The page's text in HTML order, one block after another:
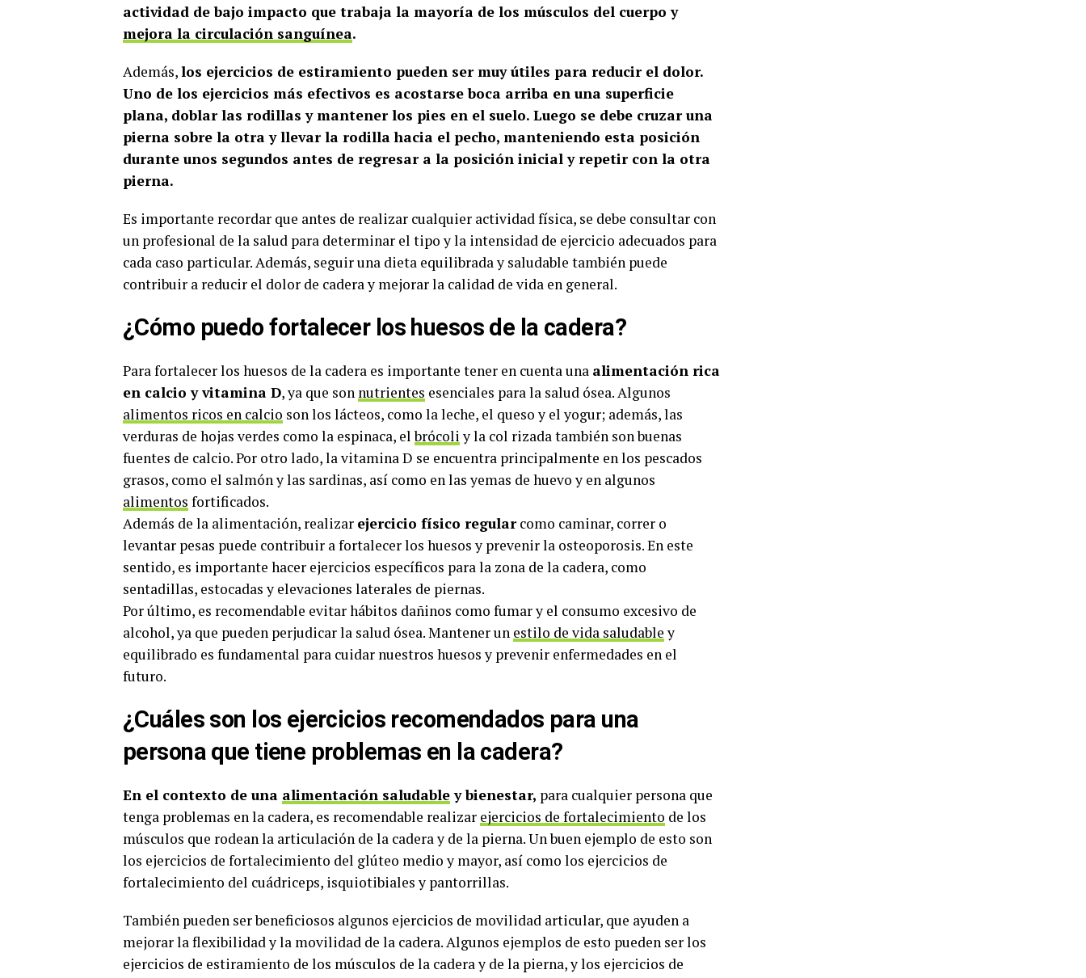
actividad de bajo impacto que trabaja la mayoría de los músculos del cuerpo y
mejora la circulación sanguínea.
Además,los ejercicios de estiramiento pueden ser muy útiles para reducir el dolor.
Uno de los ejercicios más efectivos es acostarse boca arriba en una superficie
plana, doblar las rodillas y mantener los pies en el suelo. Luego se debe cruzar una
pierna sobre la otra y llevar la rodilla hacia el pecho, manteniendo esta posición
durante unos segundos antes de regresar a la posición inicial y repetir con la otra
pierna.
Es importante recordar que antes de realizar cualquier actividad física, se debe consultar con
un profesional de la salud para determinar el tipo y la intensidad de ejercicio adecuados para
cada caso particular. Además, seguir una dieta equilibrada y saludable también puede
contribuir a reducir el dolor de cadera y mejorar la calidad de vida en general.
¿Cómo puedo fortalecer los huesos de la cadera?
Para fortalecer los huesos de la cadera es importante tener en cuenta una alimentación rica
en calcio y vitamina D, ya que son nutrientes esenciales para la salud ósea. Algunos
alimentos ricos en calcio son los lácteos, como la leche, el queso y el yogur; además, las
verduras de hojas verdes como la espinaca, elbrócoliy la col rizada también son buenas
fuentes de calcio. Por otro lado, la vitamina D se encuentra principalmente en los pescados
grasos, como el salmón y las sardinas, así como en las yemas de huevo y en algunos
alimentos fortificados.
Además de la alimentación, realizar ejercicio físico regularcomo caminar, correr o
levantar pesas puede contribuir a fortalecer los huesos y prevenir la osteoporosis. En este
sentido, es importante hacer ejercicios específicos para la zona de la cadera, como
sentadillas, estocadas y elevaciones laterales de piernas.
Por último, es recomendable evitar hábitos dañinos como fumar y el consumo excesivo de
alcohol, ya que pueden perjudicar la salud ósea. Mantener un estilo de vida saludabley
equilibrado es fundamental para cuidar nuestros huesos y prevenir enfermedades en el
futuro.
¿Cuáles son los ejercicios recomendados para una
persona que tiene problemas en la cadera?
En el contexto de una alimentación saludabley bienestar, para cualquier persona que
tenga problemas en la cadera, es recomendable realizar ejercicios de fortalecimiento de los
músculos que rodean la articulación de la cadera y de la pierna. Un buen ejemplo de esto son
los ejercicios de fortalecimiento del glúteo medio y mayor, así como los ejercicios de
fortalecimiento del cuádriceps, isquiotibiales y pantorrillas.
También pueden ser beneficiosos algunos ejercicios de movilidad articular, que ayuden a
mejorar la flexibilidad y la movilidad de la cadera. Algunos ejemplos de esto pueden ser los
ejercicios de estiramiento de los músculos de la cadera y de la pierna, y los ejercicios de